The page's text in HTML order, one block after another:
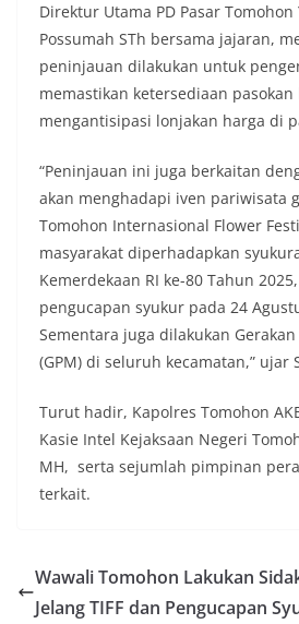
Direktur Utama PD Pasar Tomohon
Possumah STh bersama jajaran,
peninjauan dilakukan untuk
memastikan ketersediaan
mengantisipasi lonjakan harga di
“Peninjauan ini juga berkaitan
akan menghadapi iven pariwisata
Tomohon Internasional Flower
masyarakat diperhadapkan
Kemerdekaan RI ke-80 Tahun
pengucapan syukur pada 24
Sementara juga dilakukan
(GPM) di seluruh kecamatan,” ujar
Turut hadir, Kapolres Tomohon
Kasie Intel Kejaksaan Negeri
MH, serta sejumlah pimpinan
terkait.
Wawali Tomohon Lakukan
Jelang TIFF dan Pengucapan